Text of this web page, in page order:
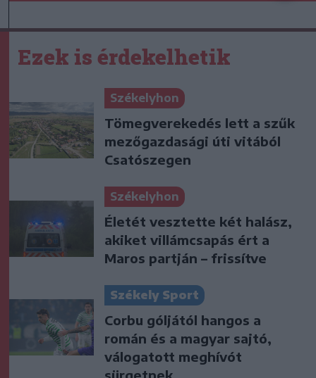
Ezek is érdekelhetik
Székelyhon
Tömegverekedés lett a szűk
mezőgazdasági úti vitából
Csatószegen
Székelyhon
Életét vesztette két halász,
akiket villámcsapás ért a
Maros partján – frissítve
Székely Sport
Corbu góljától hangos a
román és a magyar sajtó,
válogatott meghívót